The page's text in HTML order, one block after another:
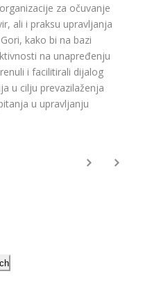
za očuvanje
ali i praksu upravljanja
kako bi na bazi
na unapređenju
i facilitirali dijalog
u cilju prevazilaženja
u upravljanju